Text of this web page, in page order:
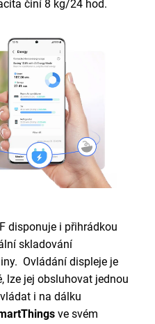
činí 8 kg/24 hod.
disponuje i přihrádkou
skladování
Ovládání displeje je
lze jej obsluhovat jednou
i na dálku
ve svém